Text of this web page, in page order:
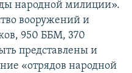
народной милиции».
вооружений и
950 ББМ, 370
представлены и
«отрядов народной